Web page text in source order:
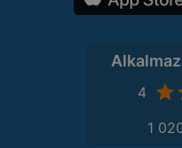
4
1